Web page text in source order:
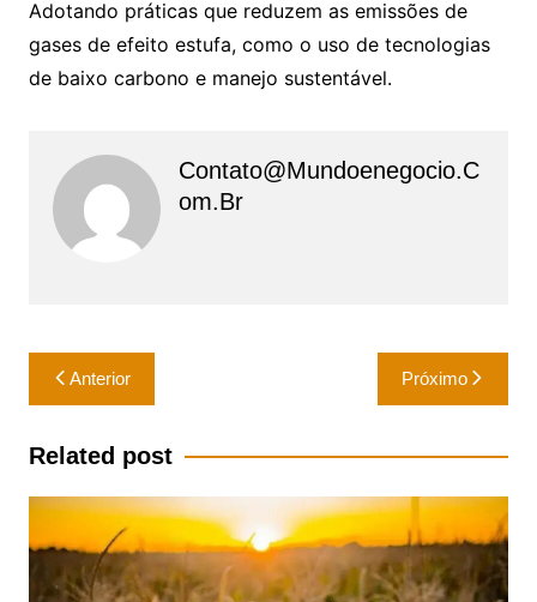
Adotando práticas que reduzem as emissões de
gases de efeito estufa, como o uso de tecnologias
de baixo carbono e manejo sustentável.
Contato@mundoenegocio.c
Om.br
Navegação
de
Post
Anterior Próximo
Related post